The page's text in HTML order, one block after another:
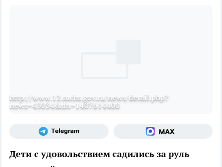
http://www.12.mchs.gov.ru/news/detail.php?
news=43034&dn=1407614400
Дети с удовольствием садились за руль